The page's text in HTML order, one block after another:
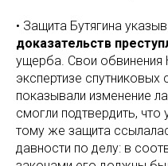
• Защита Бутягина
доказательств
ущерба. Свои обвинения
экспертизе
показывали изменение
смогли подтвердить,
тому же защита
давности по делу: в